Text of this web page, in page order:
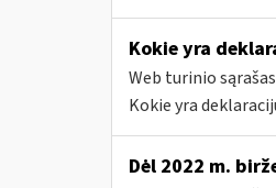
Kokie yra
Web turinio sąrašas
Kokie yra
Dėl 2022 m.